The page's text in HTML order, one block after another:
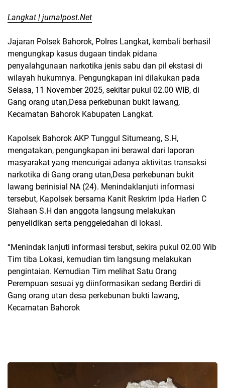
Langkat | jurnalpost.Net
Jajaran Polsek Bahorok, Polres Langkat, kembali berhasil
mengungkap kasus dugaan tindak pidana
penyalahgunaan narkotika jenis sabu dan pil ekstasi di
wilayah hukumnya. Pengungkapan ini dilakukan pada
Selasa, 11 November 2025, sekitar pukul 02.00 WIB, di
Gang orang utan,Desa perkebunan bukit lawang,
Kecamatan Bahorok Kabupaten Langkat.
Kapolsek Bahorok AKP Tunggul Situmeang, S.H,
mengatakan, pengungkapan ini berawal dari laporan
masyarakat yang mencurigai adanya aktivitas transaksi
narkotika di Gang orang utan,Desa perkebunan bukit
lawang berinisial NA (24). Menindaklanjuti informasi
tersebut, Kapolsek bersama Kanit Reskrim Ipda Harlen C
Siahaan S.H dan anggota langsung melakukan
penyelidikan serta penggeledahan di lokasi.
“Menindak lanjuti informasi tersbut, sekira pukul 02.00 Wib
Tim tiba Lokasi, kemudian tim langsung melakukan
pengintaian. Kemudian Tim melihat Satu Orang
Perempuan sesuai yg diinformasikan sedang Berdiri di
Gang orang utan desa perkebunan bukti lawang,
Kecamatan Bahorok